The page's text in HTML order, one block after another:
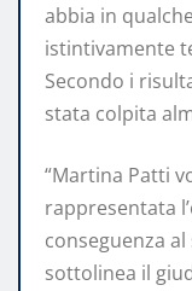
abbia in
istintivamente
Secondo i
stata colpita
“Martina Patti
rappresentata
conseguenza
sottolinea il